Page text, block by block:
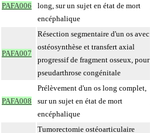
PAFA006
long, sur un sujet en état de mort
encéphalique
PAFA007
Résection segmentaire d'un os avec
ostéosynthèse et transfert axial
progressif de fragment osseux, pour
pseudarthrose congénitale
PAFA008
Prélèvement d'un os long complet,
sur un sujet en état de mort
encéphalique
Tumorectomie ostéoarticulaire